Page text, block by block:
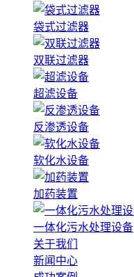
袋式过滤器
双联过滤器
超滤设备
反渗透设备
软化水设备
加药装置
一体化污水处理设备
关于我们
新闻中心